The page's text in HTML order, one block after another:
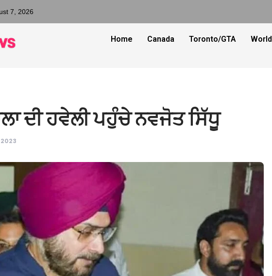
7, 2026
Home Canada Toronto/GTA World
ਦੀ ਹਵੇਲੀ ਪਹੁੰਚੇ ਨਵਜੋਤ ਸਿੱਧੂ
2023